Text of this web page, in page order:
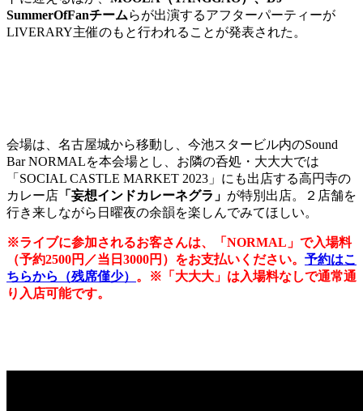
SummerOfFanチームらが出演するアフターパーティーが
LIVERARY主催のもと行われることが発表された。
会場は、名古屋城から移動し、今池スタービル内のSound
Bar NORMALを本会場とし、お隣の呑処・大大大では
「SOCIAL CASTLE MARKET 2023」にも出店する高円寺の
カレー店 「妄想インドカレーネグラ」 が特別出店。２店舗を
行き来しながら日曜夜の余韻を楽しんでみてほしい。
※ライブに参加されるお客さんは、「NORMAL」で入場料
（予約2500円／当日3000円）をお支払いください。 予約はこ
ちらから（残席僅少） 。※「大大大」は入場料なしで通常通
り入店可能です。